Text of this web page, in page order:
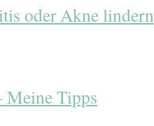
oder Akne lindern
Meine Tipps